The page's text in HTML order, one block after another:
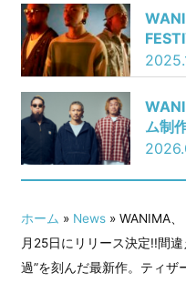
新EP
開
TVア
グテ
ム制
を公
ホーム » News» WANIMA、
月25日にリリース決定!!間
過”を刻んだ最新作。ティザ